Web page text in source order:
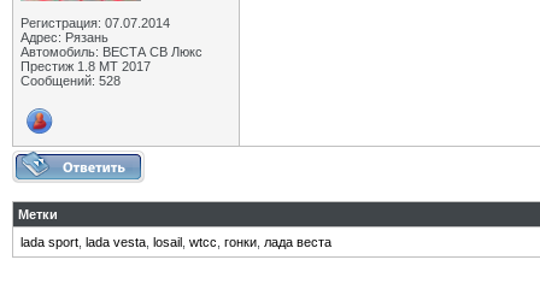
Регистрация: 07.07.2014
Адрес: Рязань
Автомобиль: ВЕСТА СВ Люкс
Престиж 1.8 МТ 2017
Сообщений: 528
Метки
lada sport lada vesta losail wtcc гонки лада веста